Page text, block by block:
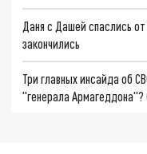
Даня с Дашей спаслись
закончились
Три главных инсайда об
"генерала